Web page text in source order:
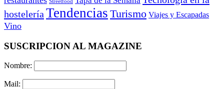
Streetfood
hostelería Tendencias Turismo Viajes y Escapadas
Vino
SUSCRIPCION AL MAGAZINE
Nombre:
Mail: